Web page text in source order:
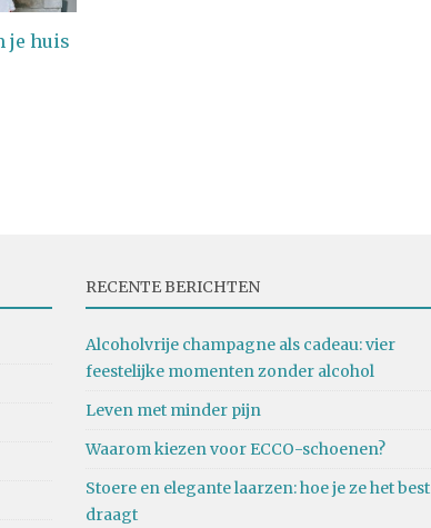
je huis
RECENTE BERICHTEN
Alcoholvrije champagne als cadeau: vier
feestelijke momenten zonder alcohol
Leven met minder pijn
Waarom kiezen voor ECCO-schoenen?
Stoere en elegante laarzen: hoe je ze het best
draagt